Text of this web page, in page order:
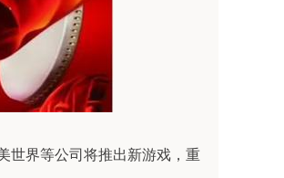
界等公司将推出新游戏，重